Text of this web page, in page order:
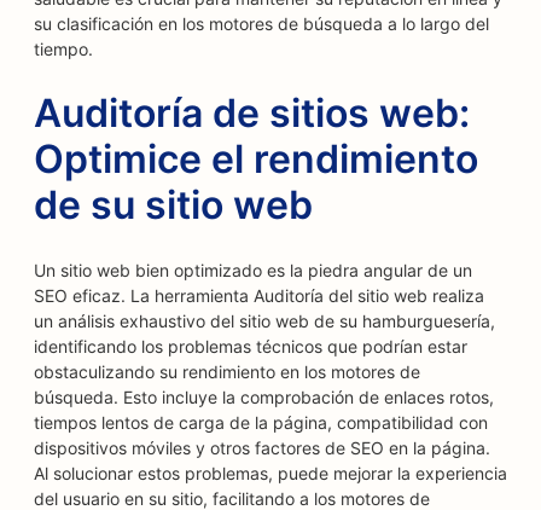
su clasificación en los motores de búsqueda a lo largo del
tiempo.
Auditoría de sitios web:
Optimice el rendimiento
de su sitio web
Un sitio web bien optimizado es la piedra angular de un
SEO eficaz. La herramienta Auditoría del sitio web realiza
un análisis exhaustivo del sitio web de su hamburguesería,
identificando los problemas técnicos que podrían estar
obstaculizando su rendimiento en los motores de
búsqueda. Esto incluye la comprobación de enlaces rotos,
tiempos lentos de carga de la página, compatibilidad con
dispositivos móviles y otros factores de SEO en la página.
Al solucionar estos problemas, puede mejorar la experiencia
del usuario en su sitio, facilitando a los motores de